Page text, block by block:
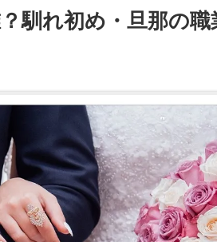
馴れ初め・旦那の職